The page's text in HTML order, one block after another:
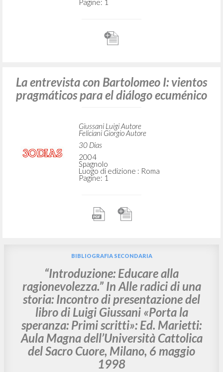
Pagine: 1
La entrevista con Bartolomeo I: vientos
pragmáticos para el diálogo ecuménico
Giussani Luigi Autore
Feliciani Giorgio Autore
30 Dias
2004
Spagnolo
Luogo di edizione : Roma
Pagine: 1
BIBLIOGRAFIA SECONDARIA
“Introduzione: Educare alla
ragionevolezza.” In Alle radici di una
storia: Incontro di presentazione del
libro di Luigi Giussani «Porta la
speranza: Primi scritti»: Ed. Marietti:
Aula Magna dell’Università Cattolica
del Sacro Cuore, Milano, 6 maggio
1998